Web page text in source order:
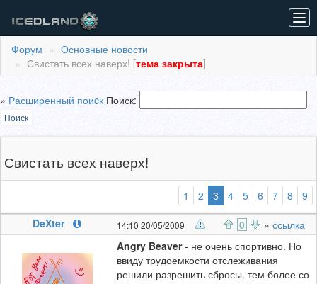
Форум
Основные новости
Свистать всех наверх! [тема закрыта]
» Расширенный поиcк Поиск:
Поиск
Свистать всех наверх!
1 2 3 (выбранная)
4 5 6 7 8
9
DeXter
14:10 20/05/2009 0 » ссылка
Angry Beaver- не очень спортивно. Но
ввиду трудоемкости отслеживания
решили разрешить сбросы. тем более со